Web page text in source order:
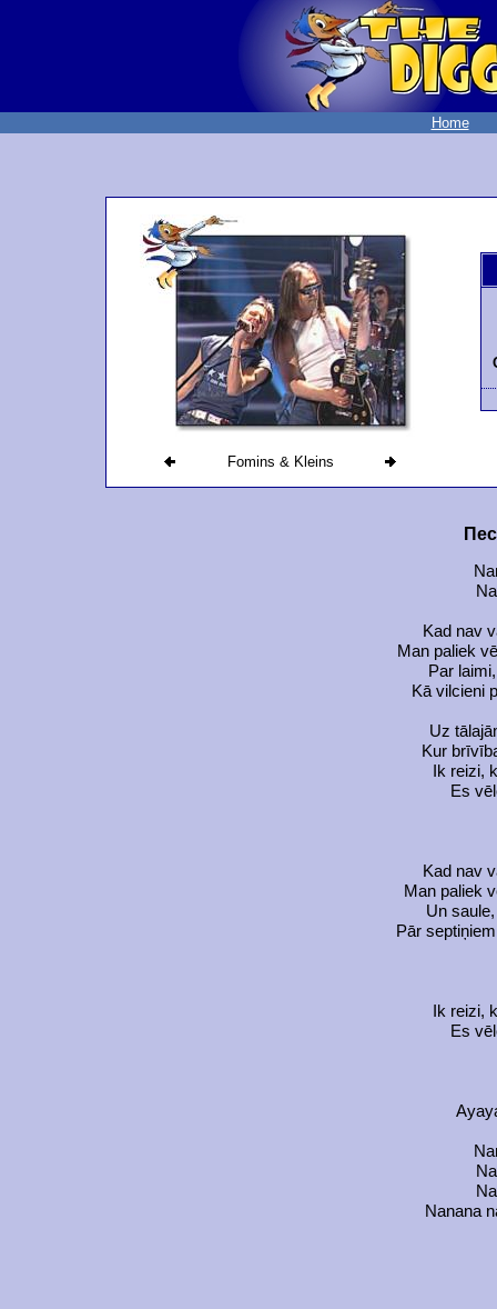
Home
Fomins & Kleins
Kad nav
Man paliek
Par
Kā vilcieni
Uz
Kur
Ik reizi,
Es
Kad nav
Man paliek
Un
Pār
Ik reizi,
Es
Nanana